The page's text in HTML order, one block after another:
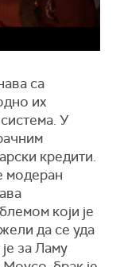
са
их
У
кредити.
модеран
који је
да се уда
за Ламу